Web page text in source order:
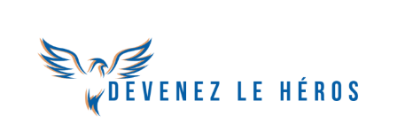
contenu